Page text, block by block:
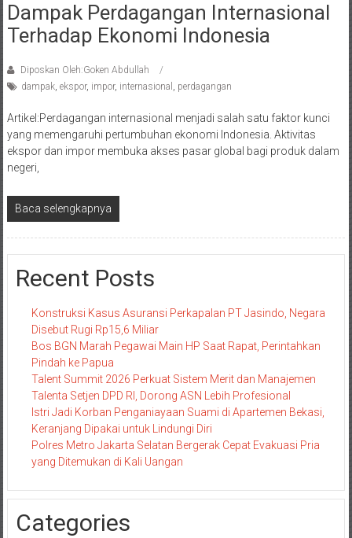
Dampak Perdagangan Internasional
Terhadap Ekonomi Indonesia
Diposkan Oleh:Goken Abdullah
dampak, ekspor, impor, internasional , perdagangan
Artikel:Perdagangan internasional menjadi salah satu faktor kunci
yang memengaruhi pertumbuhan ekonomi Indonesia. Aktivitas
ekspor dan impor membuka akses pasar global bagi produk dalam
negeri,
Baca selengkapnya
Recent Posts
Konstruksi Kasus Asuransi Perkapalan PT Jasindo, Negara
Disebut Rugi Rp15,6 Miliar
Bos BGN Marah Pegawai Main HP Saat Rapat, Perintahkan
Pindah ke Papua
Talent Summit 2026 Perkuat Sistem Merit dan Manajemen
Talenta Setjen DPD RI, Dorong ASN Lebih Profesional
Istri Jadi Korban Penganiayaan Suami di Apartemen Bekasi,
Keranjang Dipakai untuk Lindungi Diri
Polres Metro Jakarta Selatan Bergerak Cepat Evakuasi Pria
yang Ditemukan di Kali Uangan
Categories